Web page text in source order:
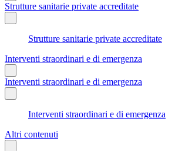
Strutture sanitarie private accreditate
Strutture sanitarie private accreditate
Interventi straordinari e di emergenza
Interventi straordinari e di emergenza
Interventi straordinari e di emergenza
Altri contenuti